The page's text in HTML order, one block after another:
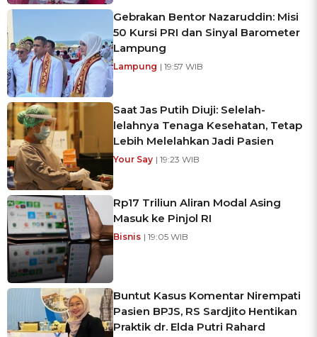
Gebrakan Bentor Nazaruddin: Misi
50 Kursi PRI dan Sinyal Barometer
Lampung
Lampung | 19:57 WIB
Saat Jas Putih Diuji: Selelah-
lelahnya Tenaga Kesehatan, Tetap
Lebih Melelahkan Jadi Pasien
Your Say | 19:23 WIB
Rp17 Triliun Aliran Modal Asing
Masuk ke Pinjol RI
Bisnis | 19:05 WIB
Buntut Kasus Komentar Nirempati
Pasien BPJS, RS Sardjito Hentikan
Praktik dr. Elda Putri Rahard